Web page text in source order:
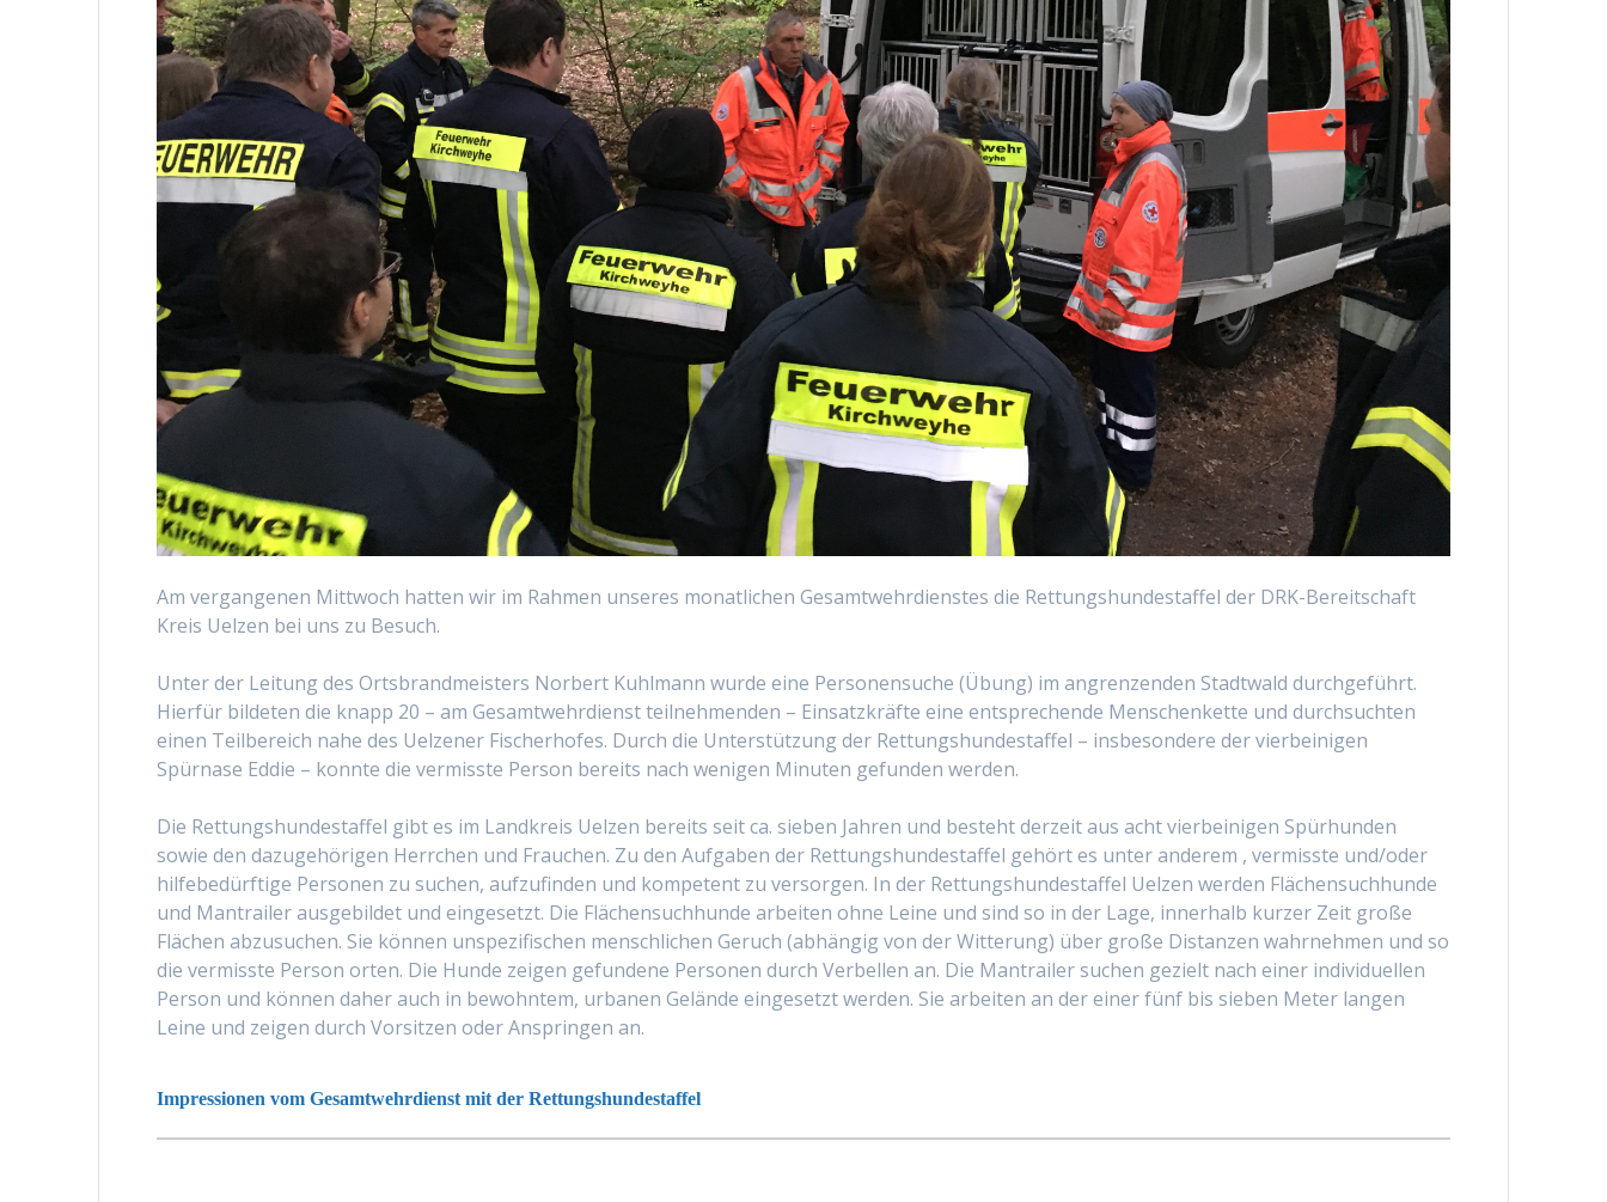
Am vergangenen Mittwoch hatten wir im Rahmen unseres monatlichen Gesamtwehrdienstes die Rettungshundestaffel der DRK-Bereitschaft
Kreis Uelzen bei uns zu Besuch.
Unter der Leitung des Ortsbrandmeisters Norbert Kuhlmann wurde eine Personensuche (Übung) im angrenzenden Stadtwald durchgeführt.
Hierfür bildeten die knapp 20 – am Gesamtwehrdienst teilnehmenden – Einsatzkräfte eine entsprechende Menschenkette und durchsuchten
einen Teilbereich nahe des Uelzener Fischerhofes. Durch die Unterstützung der Rettungshundestaffel – insbesondere der vierbeinigen
Spürnase Eddie – konnte die vermisste Person bereits nach wenigen Minuten gefunden werden.
Die Rettungshundestaffel gibt es im Landkreis Uelzen bereits seit ca. sieben Jahren und besteht derzeit aus acht vierbeinigen Spürhunden
sowie den dazugehörigen Herrchen und Frauchen. Zu den Aufgaben der Rettungshundestaffel gehört es unter anderem , vermisste und/oder
hilfebedürftige Personen zu suchen, aufzufinden und kompetent zu versorgen. In der Rettungshundestaffel Uelzen werden Flächensuchhunde
und Mantrailer ausgebildet und eingesetzt. Die Flächensuchhunde arbeiten ohne Leine und sind so in der Lage, innerhalb kurzer Zeit große
Flächen abzusuchen. Sie können unspezifischen menschlichen Geruch (abhängig von der Witterung) über große Distanzen wahrnehmen und so
die vermisste Person orten. Die Hunde zeigen gefundene Personen durch Verbellen an. Die Mantrailer suchen gezielt nach einer individuellen
Person und können daher auch in bewohntem, urbanen Gelände eingesetzt werden. Sie arbeiten an der einer fünf bis sieben Meter langen
Leine und zeigen durch Vorsitzen oder Anspringen an.
Impressionen vom Gesamtwehrdienst mit der Rettungshundestaffel